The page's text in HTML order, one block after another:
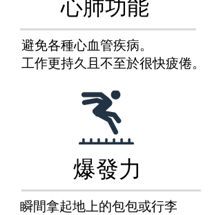
心肺功能
避免各種心血管疾病。
工作更持久且不至於很快疲倦。
爆發力
瞬間拿起地上的包包或行李